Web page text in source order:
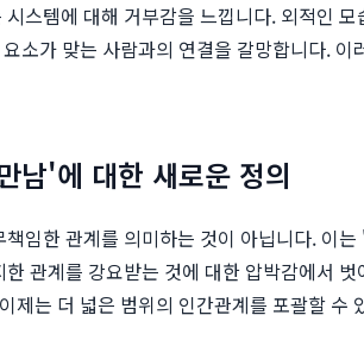
스템에 대해 거부감을 느낍니다. 외적인
소가 맞는 사람과의 연결을 갈망합니다. 이
남'에 대한 새로운 정의
책임한 관계를 의미하는 것이 아닙니다. 이
관계를 강요받는 것에 대한 압박감에서
제는 더 넓은 범위의 인간관계를 포괄할